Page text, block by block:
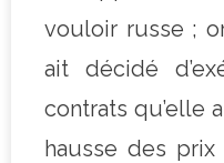
vouloir russe ;
ait décidé
contrats qu’elle
hausse des prix